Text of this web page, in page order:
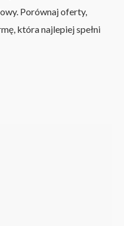
Porównaj oferty,
która najlepiej spełni